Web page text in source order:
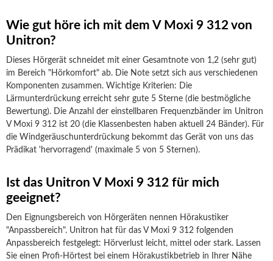
Wie gut höre ich mit dem V Moxi 9 312 von
Unitron?
Dieses Hörgerät schneidet mit einer Gesamtnote von 1,2 (sehr gut)
im Bereich "Hörkomfort" ab. Die Note setzt sich aus verschiedenen
Komponenten zusammen. Wichtige Kriterien: Die
Lärmunterdrückung erreicht sehr gute 5 Sterne (die bestmögliche
Bewertung). Die Anzahl der einstellbaren Frequenzbänder im Unitron
V Moxi 9 312 ist 20 (die Klassenbesten haben aktuell 24 Bänder). Für
die Windgeräuschunterdrückung bekommt das Gerät von uns das
Prädikat 'hervorragend' (maximale 5 von 5 Sternen).
Ist das Unitron V Moxi 9 312 für mich
geeignet?
Den Eignungsbereich von Hörgeräten nennen Hörakustiker
"Anpassbereich". Unitron hat für das V Moxi 9 312 folgenden
Anpassbereich festgelegt: Hörverlust leicht, mittel oder stark. Lassen
Sie einen Profi-Hörtest bei einem Hörakustikbetrieb in Ihrer Nähe